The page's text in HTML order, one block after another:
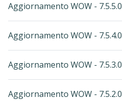
Aggiornamento WOW - 7.5.5.0
Aggiornamento WOW - 7.5.4.0
Aggiornamento WOW - 7.5.3.0
Aggiornamento WOW - 7.5.2.0